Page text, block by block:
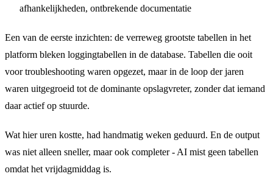
afhankelijkheden, ontbrekende documentatie
Een van de eerste inzichten: de verreweg grootste tabellen in het
platform bleken loggingtabellen in de database. Tabellen die ooit
voor troubleshooting waren opgezet, maar in de loop der jaren
waren uitgegroeid tot de dominante opslagvreter, zonder dat iemand
daar actief op stuurde.
Wat hier uren kostte, had handmatig weken geduurd. En de output
was niet alleen sneller, maar ook completer - AI mist geen tabellen
omdat het vrijdagmiddag is.